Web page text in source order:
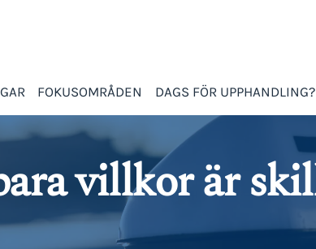
FOKUSOMRÅDEN DAGS FÖR UPPHANDLING?
villkor är